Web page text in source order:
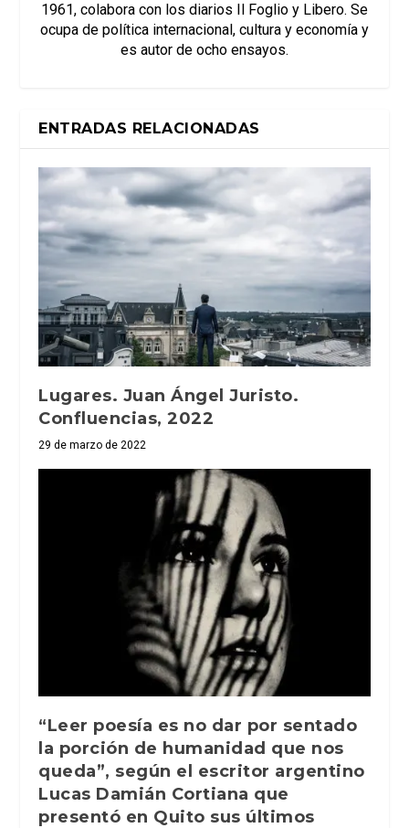
1961, colabora con los diarios Il Foglio y Libero. Se
ocupa de política internacional, cultura y economía y
es autor de ocho ensayos.
ENTRADAS RELACIONADAS
Lugares. Juan Ángel Juristo.
Confluencias, 2022
29 de marzo de 2022
“Leer poesía es no dar por sentado
la porción de humanidad que nos
queda”, según el escritor argentino
Lucas Damián Cortiana que
presentó en Quito sus últimos